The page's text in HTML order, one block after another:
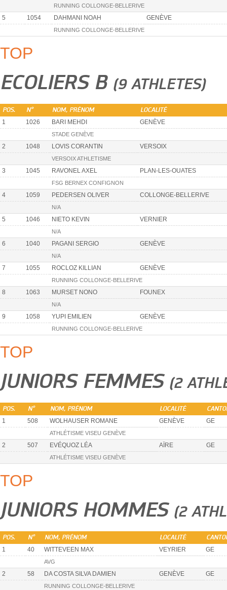
RUNNING COLLONGE-BELLERIVE
5 1054 DAHMANI NOAH GENÈVE
RUNNING COLLONGE-BELLERIVE
TOP
ECOLIERS B (9 ATHLETES)
POS. N° NOM, PRÉNOM LOCALITÉ
1 1026 BARI MEHDI GENÈVE
STADE GENÈVE
2 1048 LOVIS CORANTIN VERSOIX
VERSOIX ATHLETISME
3 1045 RAVONEL AXEL PLAN-LES-OUATES
FSG BERNEX CONFIGNON
4 1059 PEDERSEN OLIVER COLLONGE-BELLERIVE
N/A
5 1046 NIETO KEVIN VERNIER
N/A
6 1040 PAGANI SERGIO GENÈVE
N/A
7 1055 ROCLOZ KILLIAN GENÈVE
RUNNING COLLONGE-BELLERIVE
8 1063 MURSET NONO FOUNEX
N/A
9 1058 YUPI EMILIEN GENÈVE
RUNNING COLLONGE-BELLERIVE
TOP
JUNIORS FEMMES (2
POS. N° NOM, PRÉNOM LOCALITÉ
1 508 WOLHAUSER ROMANE GENÈVE GE
ATHLÉTISME VISEU GENÈVE
2 507 EVÉQUOZ LÉA AÏRE GE
ATHLÉTISME VISEU GENÈVE
TOP
JUNIORS HOMMES (2
POS. N° NOM, PRÉNOM LOCALITÉ
1 40 WITTEVEEN MAX VEYRIER GE
AVG
2 58 DA COSTA SILVA DAMIEN GENÈVE GE
RUNNING COLLONGE-BELLERIVE